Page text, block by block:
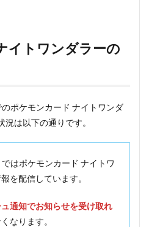
イトワンダラーの
ポケモンカード ナイトワンダ
は以下の通りです。
ではポケモンカード ナイトワ
を配信しています。
通知でお知らせを受け取れ
なります。